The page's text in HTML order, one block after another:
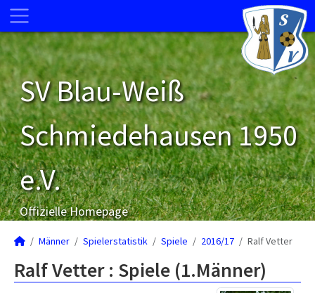
SV Blau-Weiß
Schmiedehausen 1950
e.V.
Offizielle Homepage
Männer Spielerstatistik Spiele 2016/17 Ralf Vetter
Ralf Vetter : Spiele (1.Männer)